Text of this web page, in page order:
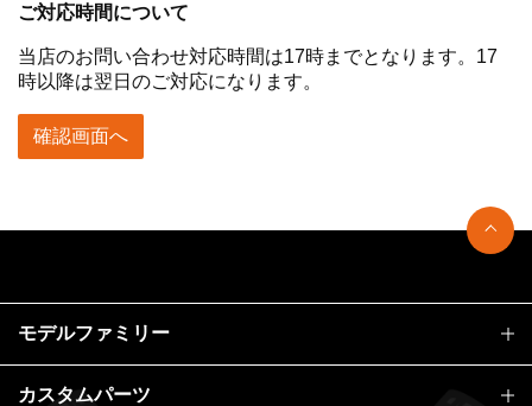
ご対応時間について
当店のお問い合わせ対応時間は17時までとなります。17
時以降は翌日のご対応になります。
確認画面へ
モデルファミリー
カスタムパーツ